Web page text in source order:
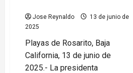
Jose Reynaldo
13 de junio de
2025
Playas de Rosarito, Baja
California, 13 de junio de
2025.- La presidenta